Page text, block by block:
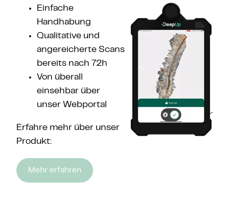
Einfache
Handhabung
Qualitative und
angereicherte Scans
bereits nach 72h
Von überall
einsehbar über
unser Webportal
Erfahre mehr über unser
Produkt:
Mehr erfahren